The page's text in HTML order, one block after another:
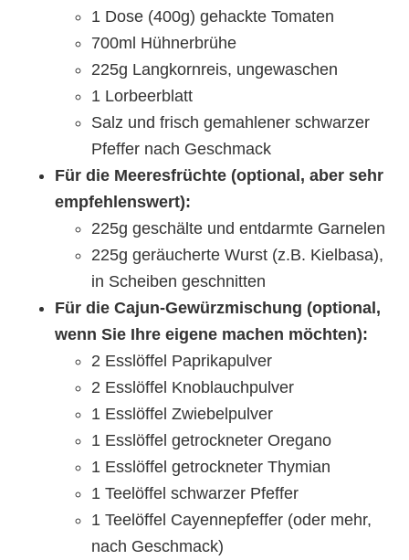
1 Dose (400g) gehackte Tomaten
700ml Hühnerbrühe
225g Langkornreis, ungewaschen
1 Lorbeerblatt
Salz und frisch gemahlener schwarzer
Pfeffer nach Geschmack
Für die Meeresfrüchte (optional, aber sehr
empfehlenswert):
225g geschälte und entdarmte Garnelen
225g geräucherte Wurst (z.B. Kielbasa),
in Scheiben geschnitten
Für die Cajun-Gewürzmischung (optional,
wenn Sie Ihre eigene machen möchten):
2 Esslöffel Paprikapulver
2 Esslöffel Knoblauchpulver
1 Esslöffel Zwiebelpulver
1 Esslöffel getrockneter Oregano
1 Esslöffel getrockneter Thymian
1 Teelöffel schwarzer Pfeffer
1 Teelöffel Cayennepfeffer (oder mehr,
nach Geschmack)